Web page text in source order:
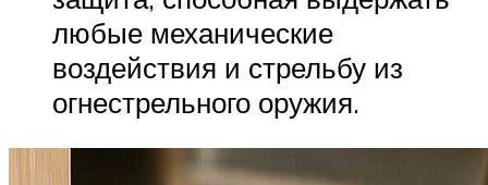
любые механические
воздействия и стрельбу из
огнестрельного оружия.